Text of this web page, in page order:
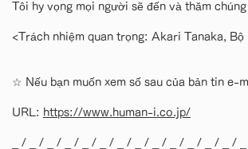
Tôi hy vọng mọi người sẽ đến và thăm
<Trách nhiệm quan trọng: Akari Tanaka, Bộ
☆ Nếu bạn muốn xem số sau của bản tin e-
URL: https://www.human-i.co.jp/
_ / _ / _ / _ / _ / _ / _ / _ / _ / _ / _ / _ / _ /